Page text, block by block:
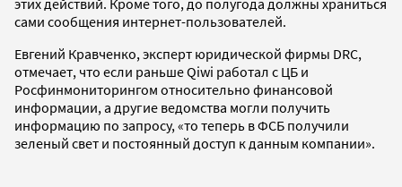
сами сообщения интернет-пользователей.
Евгений Кравченко, эксперт юридической фирмы DRC,
отмечает, что если раньше Qiwi работал с ЦБ и
Росфинмониторингом относительно финансовой
информации, а другие ведомства могли получить
информацию по запросу, «то теперь в ФСБ получили
зеленый свет и постоянный доступ к данным компании».